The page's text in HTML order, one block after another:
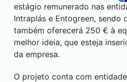
estágio remunerado nas
Intraplás e Entogreen, sendo
também oferecerá 250 € à
melhor ideia, que esteja
da empresa.
O projeto conta com